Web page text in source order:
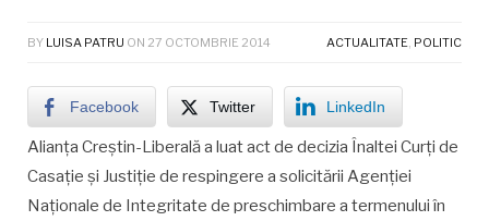
BY LUISA PATRU ON 27 OCTOMBRIE 2014 ACTUALITATE POLITIC
Facebook Twitter LinkedIn
Alianța Creștin-Liberală a luat act de decizia Înaltei Curți de
Casație și Justiție de respingere a solicitării Agenției
Naționale de Integritate de preschimbare a termenului în